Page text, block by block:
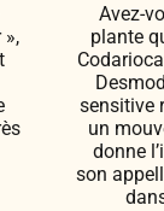
Avez-
plante
sensitive
un
donne
son